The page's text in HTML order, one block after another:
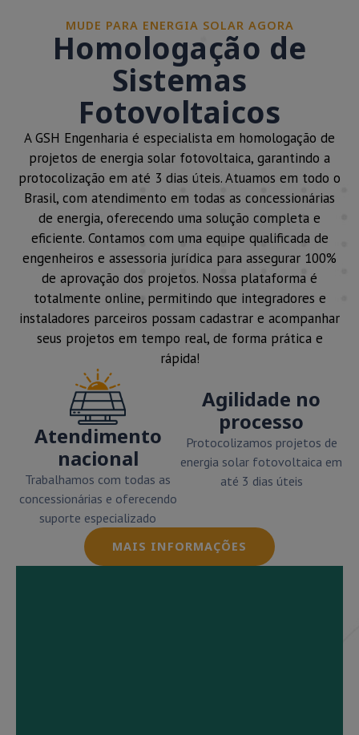
MUDE PARA ENERGIA SOLAR AGORA
Homologação de
Sistemas
Fotovoltaicos
A GSH Engenharia é especialista em homologação de
projetos de energia solar fotovoltaica, garantindo a
protocolização em até 3 dias úteis. Atuamos em todo o
Brasil, com atendimento em todas as concessionárias
de energia, oferecendo uma solução completa e
eficiente. Contamos com uma equipe qualificada de
engenheiros e assessoria jurídica para assegurar 100%
de aprovação dos projetos. Nossa plataforma é
totalmente online, permitindo que integradores e
instaladores parceiros possam cadastrar e acompanhar
seus projetos em tempo real, de forma prática e
rápida!
Atendimento
nacional
Trabalhamos com todas as
concessionárias e oferecendo
suporte especializado
Agilidade no
processo
Protocolizamos projetos de
energia solar fotovoltaica em
até 3 dias úteis
MAIS INFORMAÇÕES